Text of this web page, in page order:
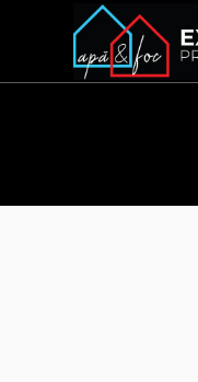
content